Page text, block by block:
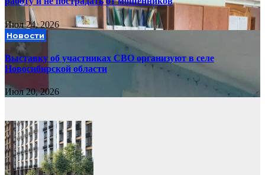
Июл 24, 2026
Новости
Выставку об участниках СВО организуют в селе
Новосибирской области
Июл 20, 2026